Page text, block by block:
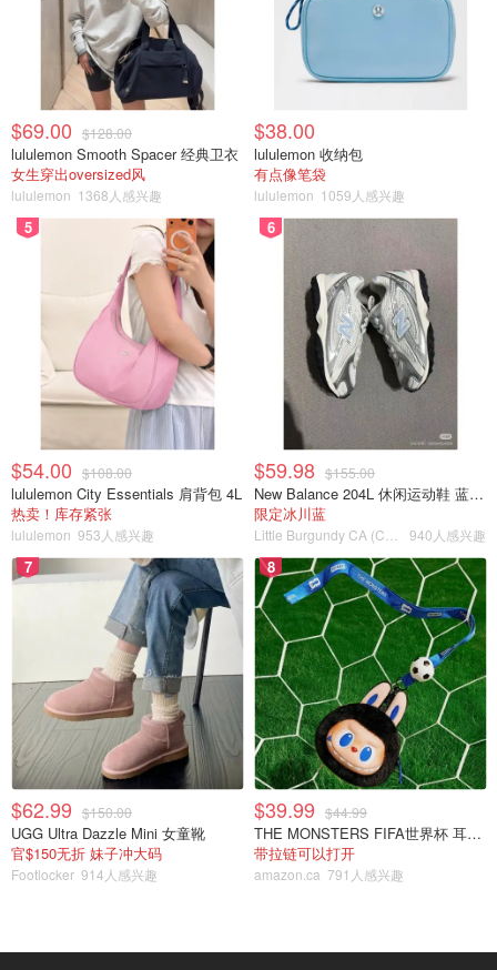
$69.00 $128.00
lululemon Smooth Spacer 经典卫衣
女生穿出oversized风
lululemon 1368人感兴趣
$38.00
lululemon 收纳包
有点像笔袋
lululemon 1059人感兴趣
5
$54.00 $108.00
lululemon City Essentials 肩背包 4L
热卖！库存紧张
lululemon 953人感兴趣
6
$59.98 $155.00
New Balance 204L 休闲运动鞋 蓝银色
限定冰川蓝
940人感兴趣
7
$62.99 $150.00
UGG Ultra Dazzle Mini 女童靴
官$150无折 妹子冲大码
Footlocker 914人感兴趣
8
$39.99 $44.99
THE MONSTERS FIFA世界杯 耳机包
带拉链可以打开
amazon.ca 791人感兴趣